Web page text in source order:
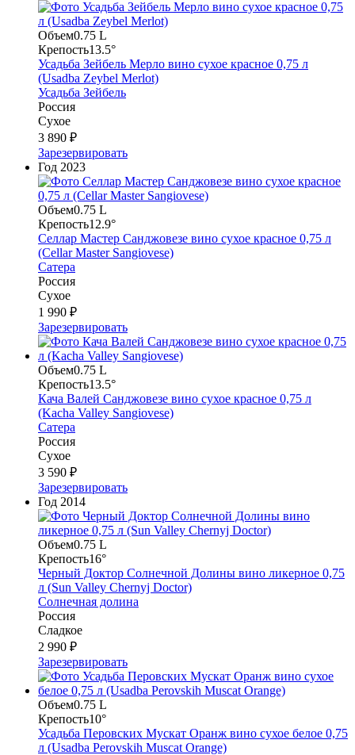
Объем0.75 L
Крепость13.5°
Усадьба Зейбель Мерло вино сухое красное 0,75 л
(Usadba Zeybel Merlot)
Усадьба Зейбель
Россия
Сухое
3 890 ₽
Зарезервировать
Год 2023
Объем0.75 L
Крепость12.9°
Селлар Мастер Санджовезе вино сухое красное 0,75 л
(Cellar Master Sangiovese)
Сатера
Россия
Сухое
1 990 ₽
Зарезервировать
Объем0.75 L
Крепость13.5°
Кача Валей Санджовезе вино сухое красное 0,75 л
(Kacha Valley Sangiovese)
Сатера
Россия
Сухое
3 590 ₽
Зарезервировать
Год 2014
Объем0.75 L
Крепость16°
Черный Доктор Солнечной Долины вино ликерное 0,75
л (Sun Valley Chernyj Doctor)
Солнечная долина
Россия
Сладкое
2 990 ₽
Зарезервировать
Объем0.75 L
Крепость10°
Усадьба Перовских Мускат Оранж вино сухое белое 0,75
л (Usadba Perovskih Muscat Orange)